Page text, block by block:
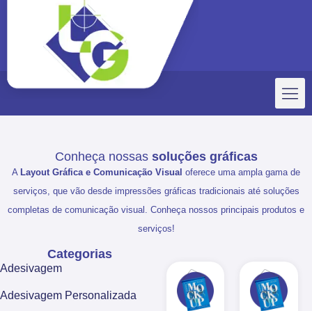
Conheça nossas soluções gráficas
A Layout Gráfica e Comunicação Visual oferece uma ampla gama de
serviços, que vão desde impressões gráficas tradicionais até soluções
completas de comunicação visual. Conheça nossos principais produtos e
serviços!
Categorias
Adesivagem
Adesivagem Personalizada